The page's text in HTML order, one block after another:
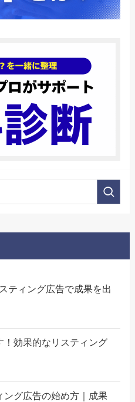
ティング広告で成果を出
！効果的なリスティング
ング広告の始め方｜成果